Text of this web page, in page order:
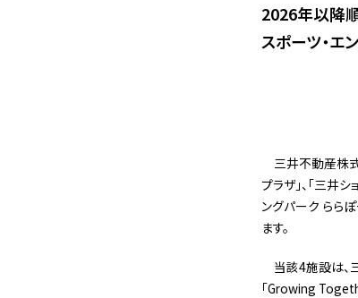
2026年以降
スポーツ・エ
三井不動産株
プラザ」、「三井
ングパーク らら
ます。
当該4施設は、
「Growing